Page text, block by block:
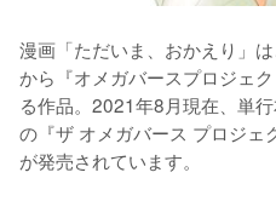
漫画「ただいま、おかえり」
から『オメガバースプロジェ
る作品。2021年8月現在、単
の『ザ オメガバース プロジェ
が発売されています。